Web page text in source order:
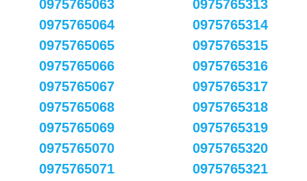
0975765063
0975765064
0975765065
0975765066
0975765067
0975765068
0975765069
0975765070
0975765071
0975765313
0975765314
0975765315
0975765316
0975765317
0975765318
0975765319
0975765320
0975765321